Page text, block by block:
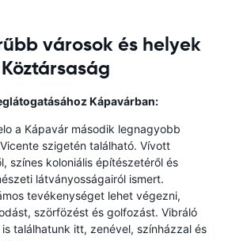
városok és helyek
Kápavárban:
a Kápavár második legnagyobb
szigetén található. Vívott
színes koloniális építészetéről és
látványosságairól ismert.
tevékenységet lehet végezni,
szörfözést és golfozást. Vibráló
találhatunk itt, zenével, színházzal és